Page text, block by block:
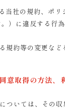
当社の規約、ポリ
。）に違反する行
規約等の変更など
意取得の方法、
ついては、その収